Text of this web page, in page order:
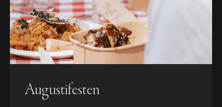
Augustifesten